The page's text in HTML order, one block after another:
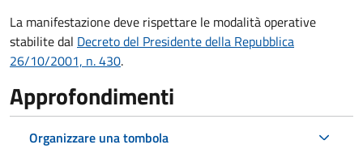
La manifestazione deve rispettare le modalità operative
stabilite dal Decreto del Presidente della Repubblica
26/10/2001, n. 430.
Approfondimenti
Organizzare una tombola